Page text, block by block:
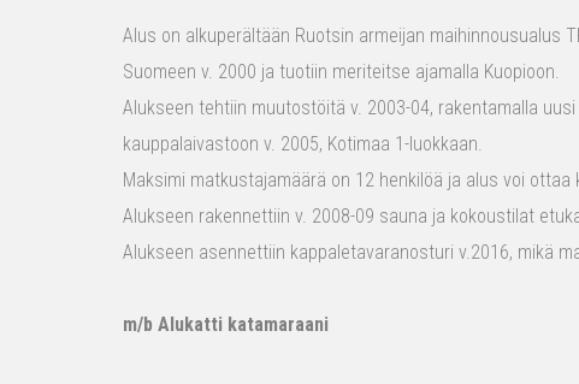
Alus on alkuperältään Ruotsin armeijan maihinnousualus
Suomeen v. 2000 ja tuotiin meriteitse ajamalla Kuopioon.
Alukseen tehtiin muutostöitä v. 2003-04, rakentamalla
kauppalaivastoon v. 2005, Kotimaa 1-luokkaan.
Maksimi matkustajamäärä on 12 henkilöä ja alus voi ottaa
Alukseen rakennettiin v. 2008-09 sauna ja kokoustilat
Alukseen asennettiin kappaletavaranosturi v.2016, mikä
m/b Alukatti katamaraani